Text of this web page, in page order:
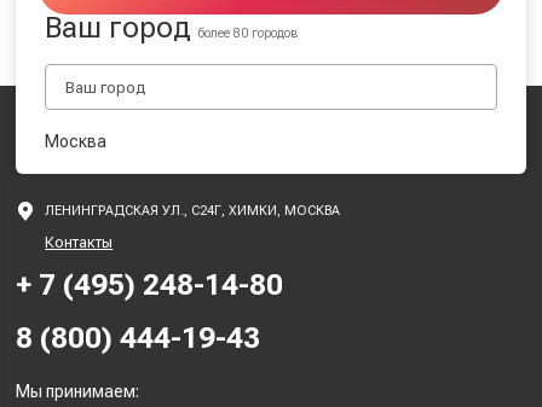
Ваш городболее 80 городов
Москва
ЛЕНИНГРАДСКАЯ УЛ., С24Г, ХИМКИ, МОСКВА
Контакты
+ 7 (495) 248-14-80
8 (800) 444-19-43
Мы принимаем: